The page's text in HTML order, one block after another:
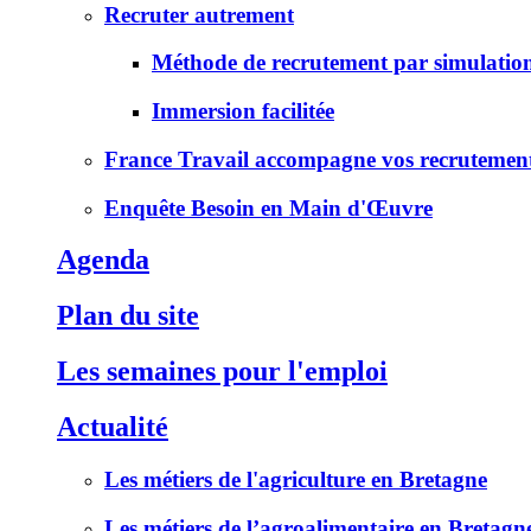
Recruter autrement
Méthode de recrutement par
Immersion facilitée
France Travail accompagne vos
Enquête Besoin en Main d'Œuvre
Agenda
Plan du site
Les semaines pour l'emploi
Actualité
Les métiers de l'agriculture en Bretagne